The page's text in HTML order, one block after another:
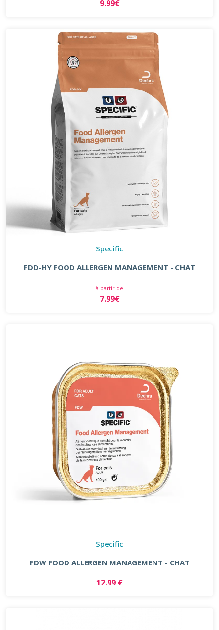
9.99€
Specific
FDD-HY FOOD ALLERGEN MANAGEMENT - CHAT
à partir de
7.99€
Specific
FDW FOOD ALLERGEN MANAGEMENT - CHAT
12.99 €